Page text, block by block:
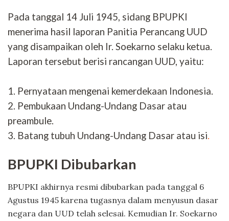
Pada tanggal 14 Juli 1945, sidang BPUPKI
menerima hasil laporan Panitia Perancang UUD
yang disampaikan oleh Ir. Soekarno selaku ketua.
Laporan tersebut berisi rancangan UUD, yaitu:
1. Pernyataan mengenai kemerdekaan Indonesia.
2. Pembukaan Undang-Undang Dasar atau
preambule.
3. Batang tubuh Undang-Undang Dasar atau isi.
BPUPKI Dibubarkan
BPUPKI akhirnya resmi dibubarkan pada tanggal 6
Agustus 1945 karena tugasnya dalam menyusun dasar
negara dan UUD telah selesai. Kemudian Ir. Soekarno